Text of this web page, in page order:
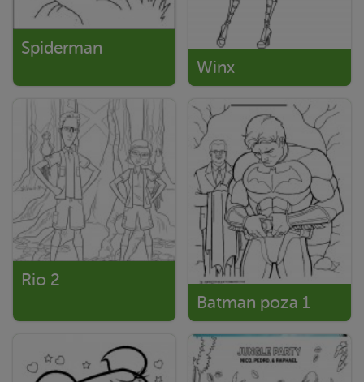
Spiderman
Winx
Rio 2
Batman poza 1